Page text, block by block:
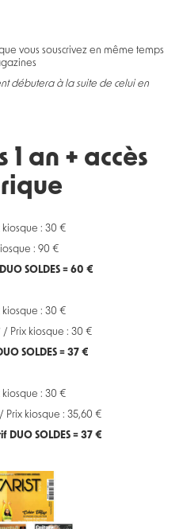
vous souscrivez en même temps
débutera à la suite de celui en
an + accès
kiosque : 30 €
: 90 €
SOLDES = 60 €
kiosque : 30 €
/ Prix kiosque : 30 €
SOLDES = 37 €
kiosque : 30 €
/ Prix kiosque : 35,60 €
DUO SOLDES = 37 €